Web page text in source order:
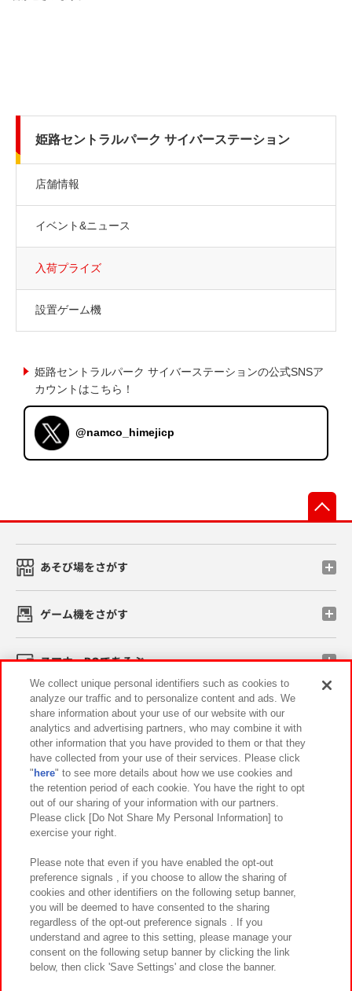
姫路セントラルパーク サイバーステーション
店舗情報
イベント&ニュース
入荷プライズ
設置ゲーム機
姫路セントラルパーク サイバーステーションの公式SNSア
カウントはこちら！
@namco_himejicp
あそび場をさがす
ゲーム機をさがす
スマホ・PCであそぶ
イベント・キャンペーン
関連会社 サステナビリティ サイトポリシー
プライバシーポリシー ウェブアクセシビリティ方針と検証結果
お取引先さまとともに
カスタマーハラスメント対応方針 よくあるご質問・お問い合わせ
©Bandai Namco Amusement Inc.
We collect unique personal identifiers such as cookies to
analyze our traffic and to personalize content and ads. We
share information about your use of our website with our
analytics and advertising partners, who may combine it with
other information that you have provided to them or that they
have collected from your use of their services. Please click
" here" to see more details about how we use cookies and
the retention period of each cookie. You have the right to opt
out of our sharing of your information with our partners.
Please click [Do Not Share My Personal Information] to
exercise your right.
Please note that even if you have enabled the opt-out
preference signals , if you choose to allow the sharing of
cookies and other identifiers on the following setup banner,
you will be deemed to have consented to the sharing
regardless of the opt-out preference signals . If you
understand and agree to this setting, please manage your
consent on the following setup banner by clicking the link
below, then click 'Save Settings' and close the banner.